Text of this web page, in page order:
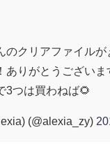
のクリアファイルが
ありがとうございま
3つは買わねば🌻
(@alexia_zy)